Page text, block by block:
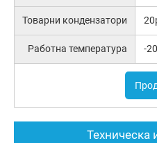
Товарни кондензатори
Работна температура -